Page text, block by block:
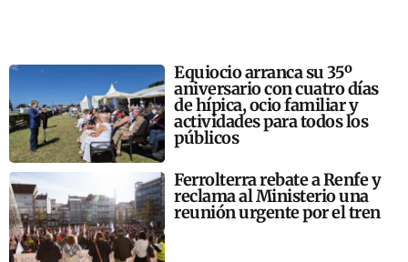
Equiocio arranca su 35º
aniversario con cuatro días
de hípica, ocio familiar y
actividades para todos los
públicos
Ferrolterra rebate a Renfe y
reclama al Ministerio una
reunión urgente por el tren